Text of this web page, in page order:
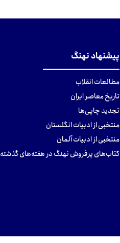
پیشنهاد نهنگ
مطالعات انقلاب
تاریخ معاصر ایران
تجدید چاپی‌ها
منتخبی از ادبیات انگلستان
منتخبی از ادبیات آلمان
کتاب‌های پرفروش نهنگ در هفته‌های گذشته